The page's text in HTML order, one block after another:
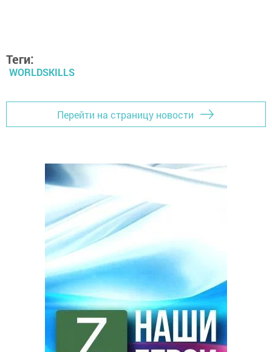
Теги:
WORLDSKILLS
Перейти на страницу новости